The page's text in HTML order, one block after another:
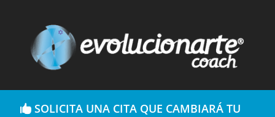
SOLICITA UNA CITA QUE CAMBIARÁ TU